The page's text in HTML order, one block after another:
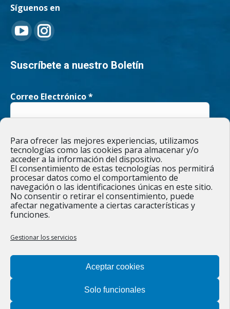
Para ofrecer las mejores experiencias, utilizamos
tecnologías como las cookies para almacenar y/o
acceder a la información del dispositivo.
El consentimiento de estas tecnologías nos permitirá
procesar datos como el comportamiento de
navegación o las identificaciones únicas en este sitio.
No consentir o retirar el consentimiento, puede
afectar negativamente a ciertas características y
funciones.
Gestionar los servicios
Aceptar cookies
Solo funcionales
Síguenos en
Encuéntranos en:
YouTube
page
in
window
Instagram
page
in
window
Suscríbete a nuestro Boletín
Correo Electrónico*
He leído y acepto laPolítica de privacidad
Responsable » Ayuntamiento de Figueruelas / Finalidad » enviarte
nuestras publicaciones y noticias. / Legitimación » tu
consentimiento. / Destinatarios » solo se realizan cesiones si
existe una obligación legal. / Derechos » podrás ejercer tus
como se indica en laPolítica de privacidad